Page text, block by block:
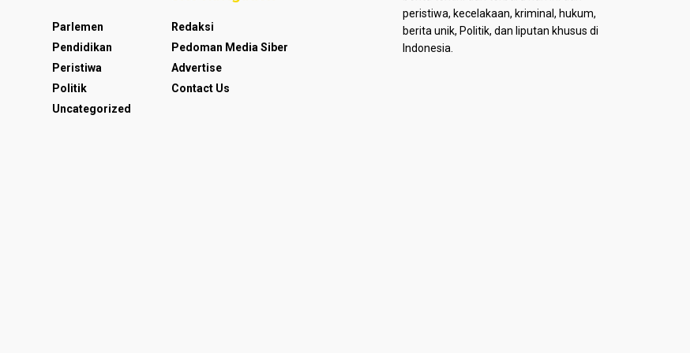
Parlemen
Pendidikan
Peristiwa
Politik
Uncategorized
Redaksi
Pedoman Media Siber
Advertise
Contact Us
peristiwa, kecelakaan, kriminal, hukum,
berita unik, Politik, dan liputan khusus di
Indonesia.